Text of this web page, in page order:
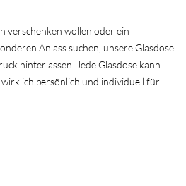
verschenken wollen oder ein
Anlass suchen, unsere Glasdose
hinterlassen. Jede Glasdose kann
persönlich und individuell für